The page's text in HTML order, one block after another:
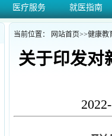
医疗服务 就医指南
当前位置： 网站首页>>健康教
关于印发对